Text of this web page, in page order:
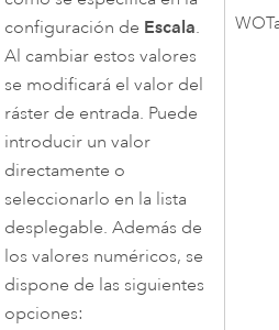
configuración de Escala.
Al cambiar estos valores
se modificará el valor del
ráster de entrada. Puede
introducir un valor
directamente o
seleccionarlo en la lista
desplegable. Además de
los valores numéricos, se
dispone de las siguientes
opciones: